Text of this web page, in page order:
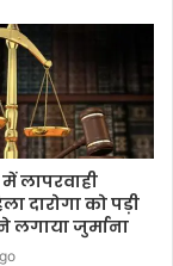
लापरवाही
दारोगा को पड़ी
लगाया जुर्माना